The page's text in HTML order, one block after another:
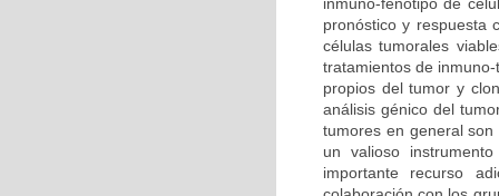
pronóstico y respuesta
células tumorales
tratamientos de
propios del tumor y
análisis génico del
tumores en general
un valioso
importante recurso